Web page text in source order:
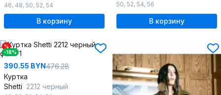
46, 48, 50, 52, 54
В корзину
50, 52, 54, 56
В корзину
%
-18%
390.55 BYN476.28
Куртка
Shetti 2212 черный